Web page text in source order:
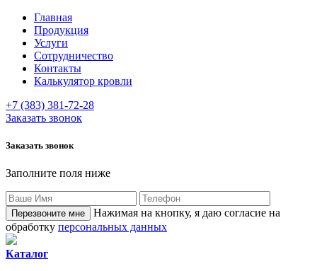
Главная
Продукция
Услуги
Сотрудничество
Контакты
Калькулятор кровли
+7 (383) 381-72-28
Заказать звонок
Заказать звонок
Заполните поля ниже
Нажимая на кнопку, я даю согласие на
обработку персональных данных
Каталог